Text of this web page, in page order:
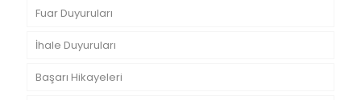
Fuar Duyuruları
İhale Duyuruları
Başarı Hikayeleri